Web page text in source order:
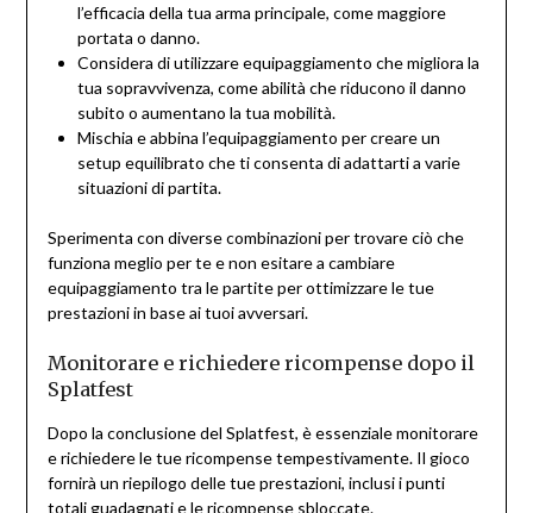
l’efficacia della tua arma principale, come maggiore
portata o danno.
Considera di utilizzare equipaggiamento che migliora la
tua sopravvivenza, come abilità che riducono il danno
subito o aumentano la tua mobilità.
Mischia e abbina l’equipaggiamento per creare un
setup equilibrato che ti consenta di adattarti a varie
situazioni di partita.
Sperimenta con diverse combinazioni per trovare ciò che
funziona meglio per te e non esitare a cambiare
equipaggiamento tra le partite per ottimizzare le tue
prestazioni in base ai tuoi avversari.
Monitorare e richiedere ricompense dopo il
Splatfest
Dopo la conclusione del Splatfest, è essenziale monitorare
e richiedere le tue ricompense tempestivamente. Il gioco
fornirà un riepilogo delle tue prestazioni, inclusi i punti
totali guadagnati e le ricompense sbloccate.